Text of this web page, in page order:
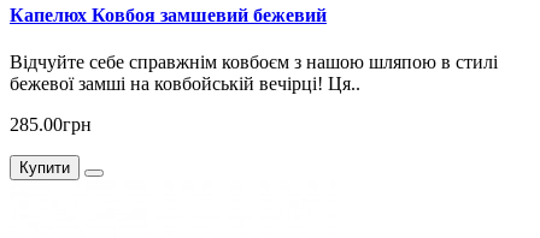
Капелюх Ковбоя замшевий бежевий
Відчуйте себе справжнім ковбоєм з нашою шляпою в стилі
бежевої замші на ковбойській вечірці! Ця..
285.00грн
Купити